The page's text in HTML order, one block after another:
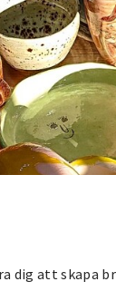
dig att skapa